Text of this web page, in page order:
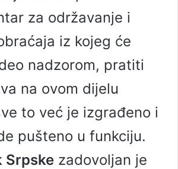
za održavanje i
iz kojeg će
nadzorom, pratiti
na ovom dijelu
to već je izgrađeno i
pušteno u funkciju.
Srpske zadovoljan je